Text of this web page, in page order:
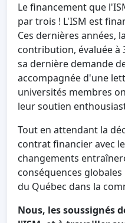
Le financement que
par trois ! L'ISM est
Ces dernières années,
contribution, évaluée à
sa dernière demande
accompagnée d'une
universités membres
leur soutien
Tout en attendant la
contrat financier avec
changements
conséquences
du Québec dans la
Nous, les soussignés